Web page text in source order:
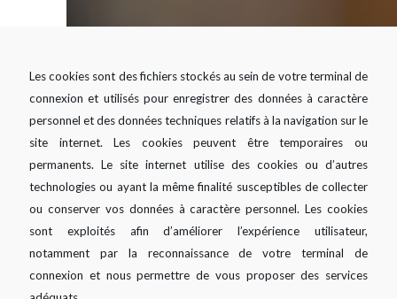
Les cookies sont des fichiers stockés au sein de votre terminal de
connexion et utilisés pour enregistrer des données à caractère
personnel et des données techniques relatifs à la navigation sur le
site internet. Les cookies peuvent être temporaires ou
permanents. Le site internet utilise des cookies ou d’autres
technologies ou ayant la même finalité susceptibles de collecter
ou conserver vos données à caractère personnel. Les cookies
sont exploités afin d’améliorer l’expérience utilisateur,
notamment par la reconnaissance de votre terminal de
connexion et nous permettre de vous proposer des services